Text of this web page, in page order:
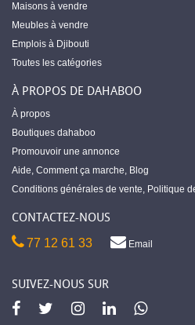
Maisons à vendre
Meubles à vendre
Emplois à Djibouti
Toutes les catégories
À PROPOS DE DAHABOO
À propos
Boutiques dahaboo
Promouvoir une annonce
Aide, Comment ça marche, Blog
Conditions générales de vente, Politique
CONTACTEZ-NOUS
77 12 61 33 Email
SUIVEZ-NOUS SUR